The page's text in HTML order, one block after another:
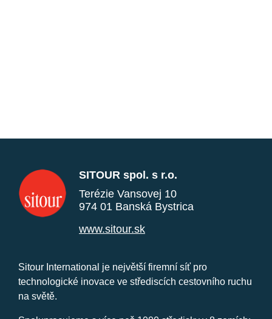
SITOUR spol. s r.o.
Terézie Vansovej 10
974 01 Banská Bystrica
www.sitour.sk
Sitour International je největší firemní síť pro
technologické inovace ve střediscích cestovního ruchu
na světě.